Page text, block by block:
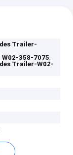
Trailer-
358-7075,
Trailer-W02-